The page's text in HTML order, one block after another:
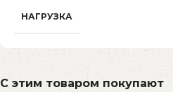
НАГРУЗКА
С этим товаром покупают